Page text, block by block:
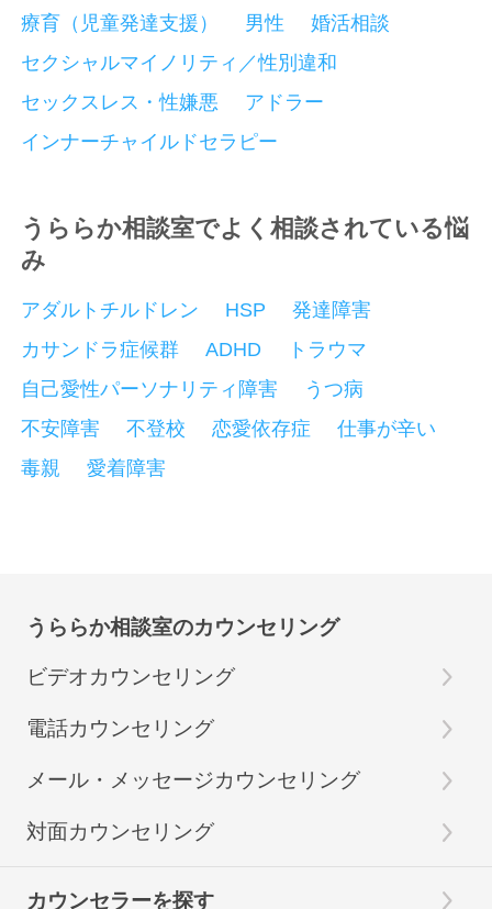
療育（児童発達支援）
男性
婚活相談
セクシャルマイノリティ／性別違和
セックスレス・性嫌悪
アドラー
インナーチャイルドセラピー
うららか相談室でよく相談されている悩
み
アダルトチルドレン HSP
発達障害
カサンドラ症候群
ADHD
トラウマ
自己愛性パーソナリティ障害
うつ病
不安障害
不登校 恋愛依存症
仕事が辛い
毒親
愛着障害
うららか相談室のカウンセリング
ビデオカウンセリング
電話カウンセリング
メール・メッセージカウンセリング
対面カウンセリング
カウンセラーを探す